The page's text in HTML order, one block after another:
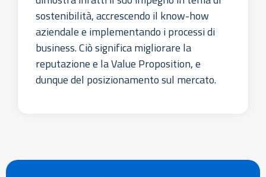
sostenibilità, accrescendo il know-how
aziendale e implementando i processi di
business. Ciò significa migliorare la
reputazione e la Value Proposition, e
dunque del posizionamento sul mercato.